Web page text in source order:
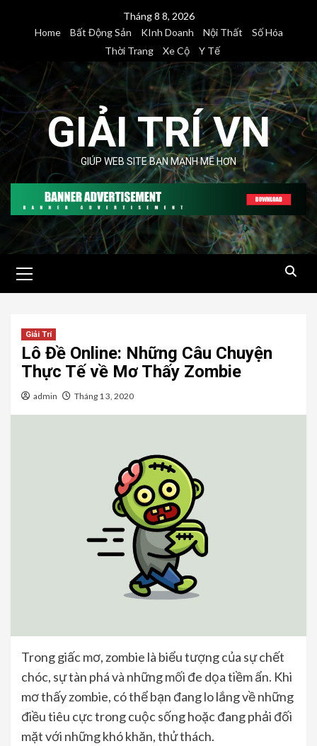
Tháng 8 8, 2026
Home
Bất Động Sản KInh Doanh Nội Thất
Số Hóa
Thời Trang
Xe Cộ Y Tế
GIẢI TRÍ VN
GIÚP WEB SITE BẠN MẠNH MẼ HƠN
Menu
Giải Trí
Lô Đề Online: Những Câu Chuyện
Thực Tế về Mơ Thấy Zombie
admin Tháng 1 3, 2020
Trong giấc mơ, zombie là biểu tượng của sự chết
chóc, sự tàn phá và những mối đe dọa tiềm ẩn. Khi
mơ thấy zombie, có thể bạn đang lo lắng về những
điều tiêu cực trong cuộc sống hoặc đang phải đối
mặt với những khó khăn, thử thách.